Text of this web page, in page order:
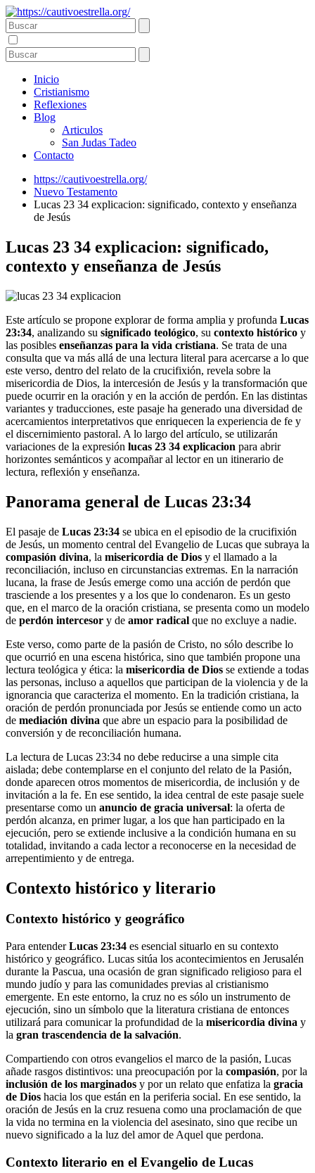
Inicio
Cristianismo
Reflexiones
Blog
Articulos
San Judas Tadeo
Contacto
https://cautivoestrella.org/
Nuevo Testamento
Lucas 23 34 explicacion: significado, contexto y enseñanza
de Jesús
Lucas 23 34 explicacion: significado,
contexto y enseñanza de Jesús
Este artículo se propone explorar de forma amplia y profunda Lucas
23:34, analizando su significado teológico, su contexto histórico y
las posibles enseñanzas para la vida cristiana. Se trata de una
consulta que va más allá de una lectura literal para acercarse a lo que
este verso, dentro del relato de la crucifixión, revela sobre la
misericordia de Dios, la intercesión de Jesús y la transformación que
puede ocurrir en la oración y en la acción de perdón. En las distintas
variantes y traducciones, este pasaje ha generado una diversidad de
acercamientos interpretativos que enriquecen la experiencia de fe y
el discernimiento pastoral. A lo largo del artículo, se utilizarán
variaciones de la expresión lucas 23 34 explicacion para abrir
horizontes semánticos y acompañar al lector en un itinerario de
lectura, reflexión y enseñanza.
Panorama general de Lucas 23:34
El pasaje de Lucas 23:34 se ubica en el episodio de la crucifixión
de Jesús, un momento central del Evangelio de Lucas que subraya la
compasión divina, la misericordia de Dios y el llamado a la
reconciliación, incluso en circunstancias extremas. En la narración
lucana, la frase de Jesús emerge como una acción de perdón que
trasciende a los presentes y a los que lo condenaron. Es un gesto
que, en el marco de la oración cristiana, se presenta como un modelo
de perdón intercesor y de amor radical que no excluye a nadie.
Este verso, como parte de la pasión de Cristo, no sólo describe lo
que ocurrió en una escena histórica, sino que también propone una
lectura teológica y ética: la misericordia de Dios se extiende a todas
las personas, incluso a aquellos que participan de la violencia y de la
ignorancia que caracteriza el momento. En la tradición cristiana, la
oración de perdón pronunciada por Jesús se entiende como un acto
de mediación divina que abre un espacio para la posibilidad de
conversión y de reconciliación humana.
La lectura de Lucas 23:34 no debe reducirse a una simple cita
aislada; debe contemplarse en el conjunto del relato de la Pasión,
donde aparecen otros momentos de misericordia, de inclusión y de
invitación a la fe. En ese sentido, la idea central de este pasaje suele
presentarse como un anuncio de gracia universal: la oferta de
perdón alcanza, en primer lugar, a los que han participado en la
ejecución, pero se extiende inclusive a la condición humana en su
totalidad, invitando a cada lector a reconocerse en la necesidad de
arrepentimiento y de entrega.
Contexto histórico y literario
Contexto histórico y geográfico
Para entenderLucas 23:34 es esencial situarlo en su contexto
histórico y geográfico. Lucas sitúa los acontecimientos en Jerusalén
durante la Pascua, una ocasión de gran significado religioso para el
mundo judío y para las comunidades previas al cristianismo
emergente. En este entorno, la cruz no es sólo un instrumento de
ejecución, sino un símbolo que la literatura cristiana de entonces
utilizará para comunicar la profundidad de la misericordia divina y
la gran trascendencia de la salvación.
Compartiendo con otros evangelios el marco de la pasión, Lucas
añade rasgos distintivos: una preocupación por la compasión, por la
inclusión de los marginados y por un relato que enfatiza la gracia
de Dios hacia los que están en la periferia social. En ese sentido, la
oración de Jesús en la cruz resuena como una proclamación de que
la vida no termina en la violencia del asesinato, sino que recibe un
nuevo significado a la luz del amor de Aquel que perdona.
Contexto literario en el Evangelio de Lucas